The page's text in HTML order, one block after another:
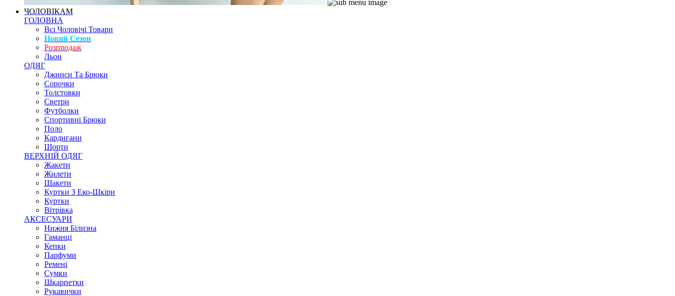
ЧОЛОВІКАМ
ГОЛОВНА
Всі Чоловічі Товари
Новий Сезон
Розпродаж
Льон
ОДЯГ
Джинси Та Брюки
Сорочки
Толстовки
Светри
Футболки
Спортивні Брюки
Поло
Кардигани
Шорти
ВЕРХНІЙ ОДЯГ
Жакети
Жилети
Шакети
Куртки З Еко-Шкіри
Куртки
Вітрівка
АКСЕСУАРИ
Нижня Білизна
Гаманці
Кепки
Парфуми
Ремені
Сумки
Шкарпетки
Рукавички